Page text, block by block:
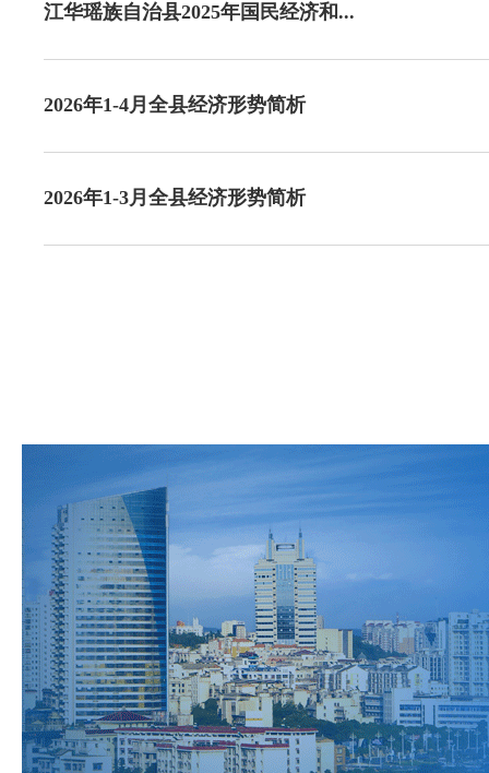
江华瑶族自治县2025年国民经济和...
2026年1-4月全县经济形势简析
2026年1-3月全县经济形势简析